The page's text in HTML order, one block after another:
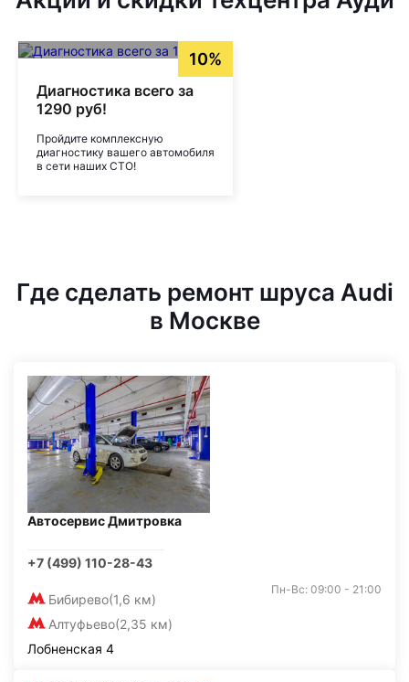
10%
Диагностика всего за
1290 руб!
Пройдите комплексную
диагностику вашего автомобиля
в сети наших СТО!
Где сделать ремонт шруса Audi
в Москве
Автосервис Дмитровка
+7 (499) 110-28-43
Бибирево(1,6 км)
Алтуфьево(2,35 км)
Пн-Вс: 09:00 - 21:00
Лобненская 4